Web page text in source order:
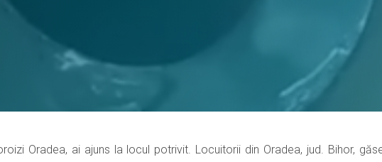
Oradea, ai ajuns la locul potrivit. Locuitorii din Oradea, jud. Bihor,